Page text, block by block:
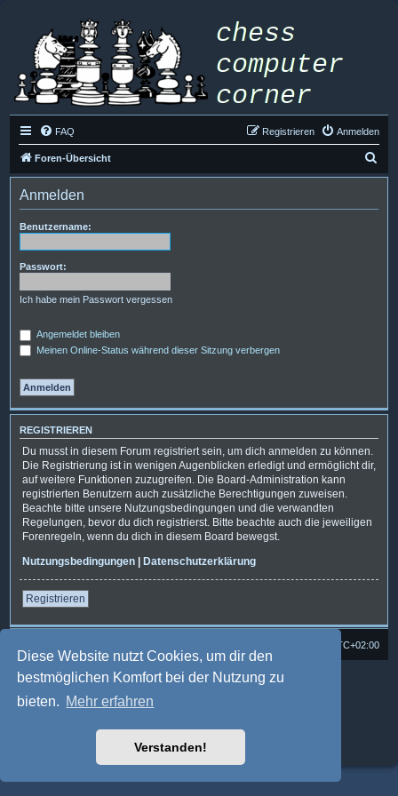
Diese Website nutzt Cookies, um dir den
bestmöglichen Komfort bei der Nutzung zu
bieten. Mehr erfahren
Verstanden!
FAQ Anmelden
Registrieren
Foren-Übersicht
u
Anmelden
Benutzername:
Passwort:
Ich habe mein Passwort vergessen
Angemeldet bleiben
Meinen Online-Status während dieser Sitzung verbergen
REGISTRIEREN
Du musst in diesem Forum registriert sein, um dich anmelden zu können.
Die Registrierung ist in wenigen Augenblicken erledigt und ermöglicht dir,
auf weitere Funktionen zuzugreifen. Die Board-Administration kann
registrierten Benutzern auch zusätzliche Berechtigungen zuweisen.
Beachte bitte unsere Nutzungsbedingungen und die verwandten
Regelungen, bevor du dich registrierst. Bitte beachte auch die jeweiligen
Forenregeln, wenn du dich in diesem Board bewegst.
Nutzungsbedingungen | Datenschutzerklärung
Registrieren
UTC+02:00
Powered byphpBB ® Forum Software © phpBB Limited
Style: Multi Design by Joyce&Luna
Nutzungsbedingungen